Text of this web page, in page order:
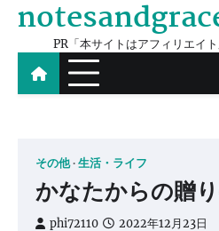
Skip
contentPR「本サイトはアフィリエイ
その他 生活・ライフ
かなたからの贈
phi72110 2022年12月23日